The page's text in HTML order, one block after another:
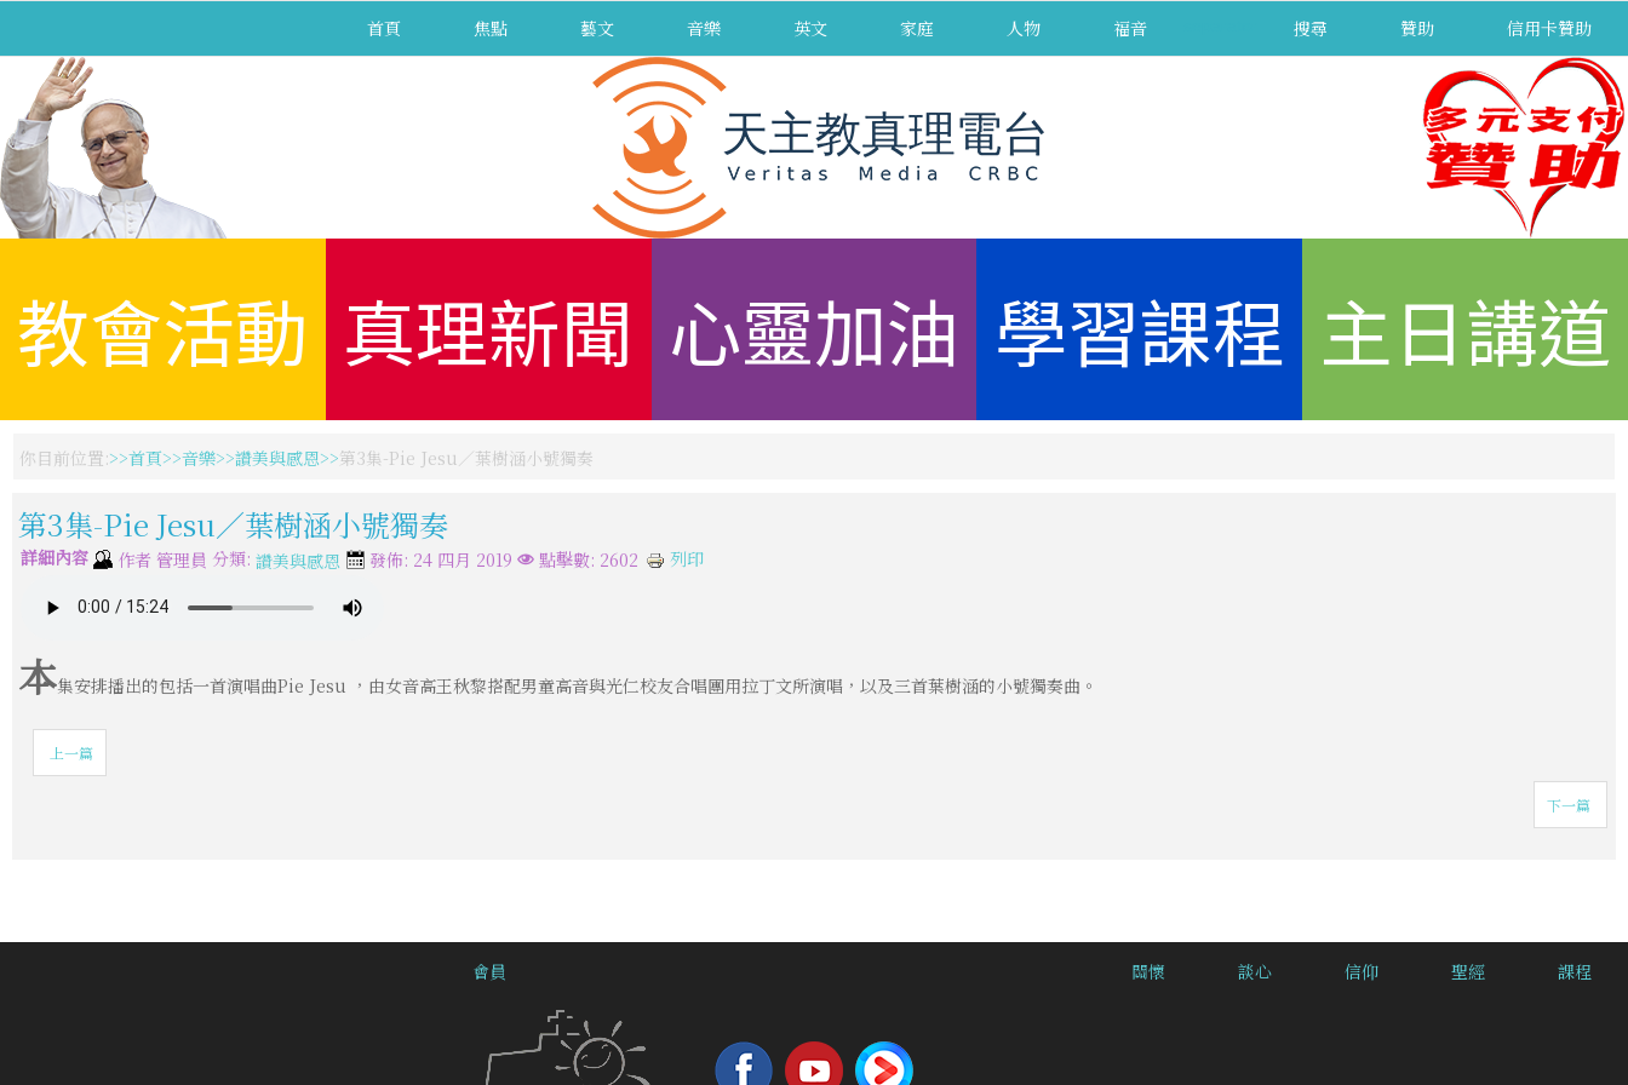
首頁 焦點 藝文 音樂 英文 家庭 人物 福音 搜尋 贊助 信用卡贊助
教會活動 真理新聞 心靈加油 學習課程 主日講道
你目前位置: 首頁 音樂 讚美與感恩 第3集-Pie Jesu／葉樹涵小號獨奏
第3集-Pie Jesu／葉樹涵小號獨奏
詳細內容 作者 管理員 分類: 讚美與感恩 發佈: 24 四月 2019 點擊數: 2602 列印
本集安排播出的包括一首演唱曲Pie Jesu ，由女音高王秋黎搭配男童高音與光仁校友合唱團用拉丁文所演唱，以及三首葉樹涵的小號獨奏曲。
上一篇
下一篇
會員 關懷 談心 信仰 聖經 課程